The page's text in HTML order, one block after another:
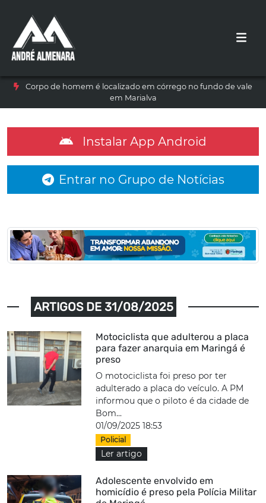
Corpo de homem é localizado em córrego no fundo de vale
em Marialva
Instalar App Android
Entrar no Grupo de Notícias
ARTIGOS DE 31/08/2025
Motociclista que adulterou a placa
para fazer anarquia em Maringá é
preso
O motociclista foi preso por ter
adulterado a placa do veículo. A PM
informou que o piloto é da cidade de
Bom...
01/09/2025 18:53
Policial
Ler artigo
Adolescente envolvido em
homicídio é preso pela Polícia Militar